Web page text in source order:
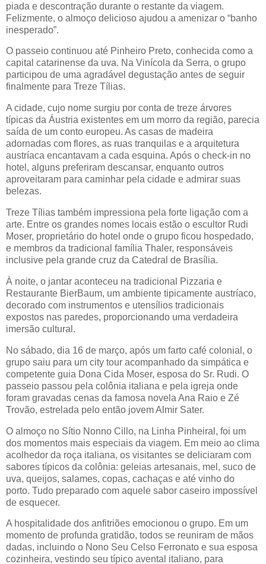
piada e descontração durante o restante da viagem.
Felizmente, o almoço delicioso ajudou a amenizar o “banho
inesperado”.
O passeio continuou até Pinheiro Preto, conhecida como a
capital catarinense da uva. Na Vinícola da Serra, o grupo
participou de uma agradável degustação antes de seguir
finalmente para Treze Tílias.
A cidade, cujo nome surgiu por conta de treze árvores
típicas da Áustria existentes em um morro da região, parecia
saída de um conto europeu. As casas de madeira
adornadas com flores, as ruas tranquilas e a arquitetura
austríaca encantavam a cada esquina. Após o check-in no
hotel, alguns preferiram descansar, enquanto outros
aproveitaram para caminhar pela cidade e admirar suas
belezas.
Treze Tílias também impressiona pela forte ligação com a
arte. Entre os grandes nomes locais estão o escultor Rudi
Moser, proprietário do hotel onde o grupo ficou hospedado,
e membros da tradicional família Thaler, responsáveis
inclusive pela grande cruz da Catedral de Brasília.
À noite, o jantar aconteceu na tradicional Pizzaria e
Restaurante BierBaum, um ambiente tipicamente austríaco,
decorado com instrumentos e utensílios tradicionais
expostos nas paredes, proporcionando uma verdadeira
imersão cultural.
No sábado, dia 16 de março, após um farto café colonial, o
grupo saiu para um city tour acompanhado da simpática e
competente guia Dona Cida Moser, esposa do Sr. Rudi. O
passeio passou pela colônia italiana e pela igreja onde
foram gravadas cenas da famosa novela Ana Raio e Zé
Trovão, estrelada pelo então jovem Almir Sater.
O almoço no Sítio Nonno Cillo, na Linha Pinheiral, foi um
dos momentos mais especiais da viagem. Em meio ao clima
acolhedor da roça italiana, os visitantes se deliciaram com
sabores típicos da colônia: geleias artesanais, mel, suco de
uva, queijos, salames, copas, cachaças e até vinho do
porto. Tudo preparado com aquele sabor caseiro impossível
de esquecer.
A hospitalidade dos anfitriões emocionou o grupo. Em um
momento de profunda gratidão, todos se reuniram de mãos
dadas, incluindo o Nono Seu Celso Ferronato e sua esposa
cozinheira, vestindo seu típico avental italiano, para